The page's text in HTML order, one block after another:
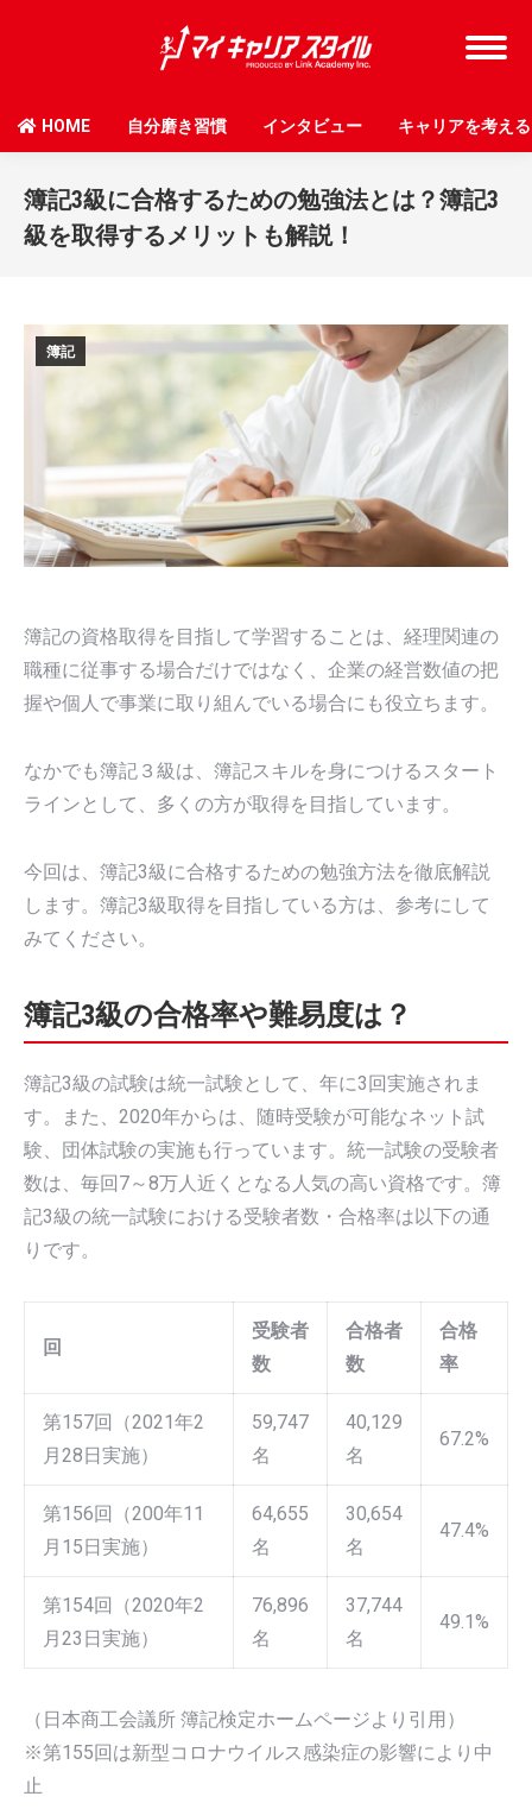
HOME 自分磨き習慣 インタビュー キャリアを考える
簿記3級に合格するための勉強法とは？簿記3
級を取得するメリットも解説！
簿記
簿記の資格取得を目指して学習することは、経理関連の
職種に従事する場合だけではなく、企業の経営数値の把
握や個人で事業に取り組んでいる場合にも役立ちます。
なかでも簿記３級は、簿記スキルを身につけるスタート
ラインとして、多くの方が取得を目指しています。
今回は、簿記3級に合格するための勉強方法を徹底解説
します。簿記3級取得を目指している方は、参考にして
みてください。
簿記3級の合格率や難易度は？
簿記3級の試験は統一試験として、年に3回実施されま
す。また、2020年からは、随時受験が可能なネット試
験、団体試験の実施も行っています。統一試験の受験者
数は、毎回7～8万人近くとなる人気の高い資格です。簿
記3級の統一試験における受験者数・合格率は以下の通
りです。
回
受験者
数
合格者
数
合格
率
第157回（2021年2
月28日実施）
59,747
名
40,129
名
67.2%
第156回（200年11
月15日実施）
64,655
名
30,654
名
47.4%
第154回（2020年2
月23日実施）
76,896
名
37,744
名
49.1%
（日本商工会議所 簿記検定ホームページより引用）
※第155回は新型コロナウイルス感染症の影響により中
止